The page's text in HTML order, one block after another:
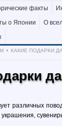
факты
о Японии
О
КАКИЕ ПОДАРКИ
различных